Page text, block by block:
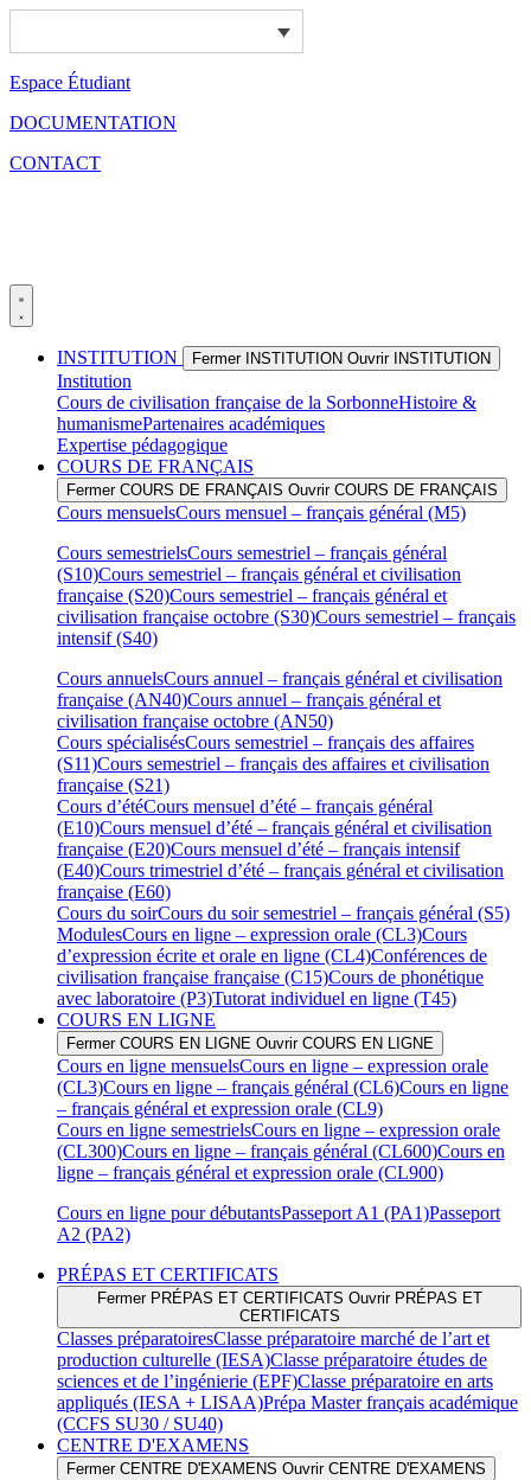
Espace Étudiant
DOCUMENTATION
CONTACT
INSTITUTION Fermer INSTITUTION Ouvrir INSTITUTION
Institution
Cours de civilisation française de la SorbonneHistoire &
humanismePartenaires académiques
Expertise pédagogique
COURS DE FRANÇAIS
Fermer COURS DE FRANÇAIS Ouvrir COURS DE FRANÇAIS
Cours mensuelsCours mensuel – français général (M5)
Cours semestrielsCours semestriel – français général
(S10)Cours semestriel – français général et civilisation
française (S20)Cours semestriel – français général et
civilisation française octobre (S30)Cours semestriel – français
intensif (S40)
Cours annuelsCours annuel – français général et civilisation
française (AN40)Cours annuel – français général et
civilisation française octobre (AN50)
Cours spécialisésCours semestriel – français des affaires
(S11)Cours semestriel – français des affaires et civilisation
française (S21)
Cours d’étéCours mensuel d’été – français général
(E10)Cours mensuel d’été – français général et civilisation
française (E20)Cours mensuel d’été – français intensif
(E40)Cours trimestriel d’été – français général et civilisation
française (E60)
Cours du soirCours du soir semestriel – français général (S5)
ModulesCours en ligne – expression orale (CL3)Cours
d’expression écrite et orale en ligne (CL4)Conférences de
civilisation française française (C15)Cours de phonétique
avec laboratoire (P3)Tutorat individuel en ligne (T45)
COURS EN LIGNE
Fermer COURS EN LIGNE Ouvrir COURS EN LIGNE
Cours en ligne mensuelsCours en ligne – expression orale
(CL3)Cours en ligne – français général (CL6)Cours en ligne
– français général et expression orale (CL9)
Cours en ligne semestrielsCours en ligne – expression orale
(CL300)Cours en ligne – français général (CL600)Cours en
ligne – français général et expression orale (CL900)
Cours en ligne pour débutantsPasseport A1 (PA1)Passeport
A2 (PA2)
PRÉPAS ET CERTIFICATS
Fermer PRÉPAS ET CERTIFICATS Ouvrir PRÉPAS ET
CERTIFICATS
Classes préparatoiresClasse préparatoire marché de l’art et
production culturelle (IESA)Classe préparatoire études de
sciences et de l’ingénierie (EPF)Classe préparatoire en arts
appliqués (IESA + LISAA)Prépa Master français académique
(CCFS SU30 / SU40)
CENTRE D'EXAMENS
Fermer CENTRE D'EXAMENS Ouvrir CENTRE D'EXAMENS